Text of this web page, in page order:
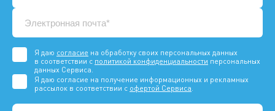
Я даю согласие на обработку своих персональных данных
в соответствии с политикой конфиденциальности персональных
данных Сервиса.
Я даю согласие на получение информационных и рекламных
рассылок в соответствии с офертой Сервиса.